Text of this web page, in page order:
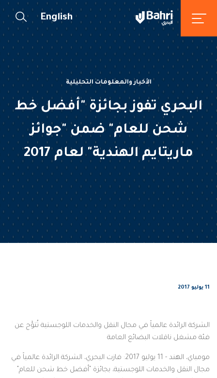
English
الأخبار والمعلومات التحليلية
البحري تفوز بجائزة "أفضل خط
شحن للعام" ضمن "جوائز
ماريتايم الهندية" لعام 2017
11 يوليو 2017
الشركة الرائدة عالمياً في مجال النقل والخدمات اللوجستية تُتوَّج عن
فئة مشغل ناقلات البضائع العامة
مومباي، الهند - 11 يوليو 2017: فازت البحري، الشركة الرائدة عالمياً في
مجال النقل والخدمات اللوجستية، بجائزة "أفضل خط شحن للعام"